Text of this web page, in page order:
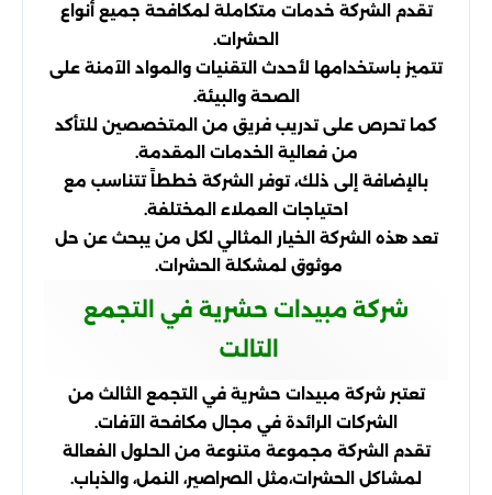
تقدم الشركة خدمات متكاملة لمكافحة جميع أنواع
الحشرات.
تتميز باستخدامها لأحدث التقنيات والمواد الآمنة على
الصحة والبيئة.
كما تحرص على تدريب فريق من المتخصصين للتأكد
من فعالية الخدمات المقدمة.
بالإضافة إلى ذلك، توفر الشركة خططاً تتناسب مع
احتياجات العملاء المختلفة.
تعد هذه الشركة الخيار المثالي لكل من يبحث عن حل
موثوق لمشكلة الحشرات.
شركة مبيدات حشرية في التجمع
التالت
تعتبر شركة مبيدات حشرية في التجمع الثالث من
الشركات الرائدة في مجال مكافحة الآفات.
تقدم الشركة مجموعة متنوعة من الحلول الفعالة
لمشاكل الحشرات،مثل الصراصير، النمل، والذباب.